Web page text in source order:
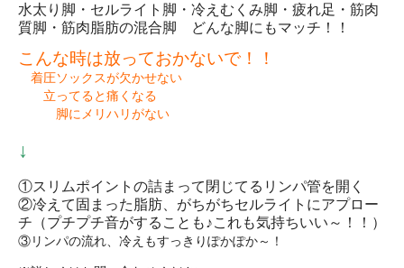
水太り脚・セルライト脚・冷えむくみ脚・疲れ足・筋肉
質脚・筋肉脂肪の混合脚 どんな脚にもマッチ！！
こんな時は放っておかないで！！
着圧ソックスが欠かせない
立ってると痛くなる
脚にメリハリがない
↓
①スリムポイントの詰まって閉じてるリンパ管を開く
②冷えて固まった脂肪、がちがちセルライトにアプロー
チ （プチプチ音がすることも♪これも気持ちいい～！！）
③リンパの流れ、冷えもすっきりぽかぽか～！